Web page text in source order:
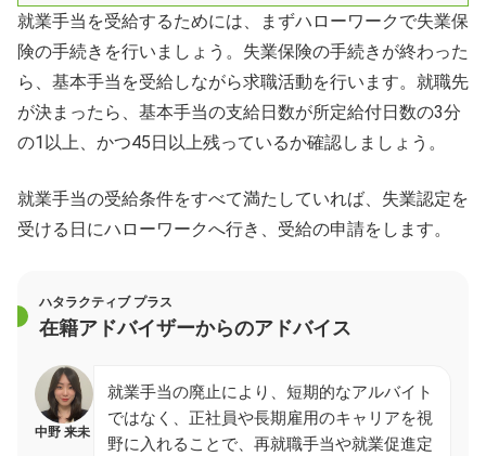
就業手当を受給するためには、まずハローワークで失業保
険の手続きを行いましょう。失業保険の手続きが終わった
ら、基本手当を受給しながら求職活動を行います。就職先
が決まったら、基本手当の支給日数が所定給付日数の3分
の1以上、かつ45日以上残っているか確認しましょう。
就業手当の受給条件をすべて満たしていれば、失業認定を
受ける日にハローワークへ行き、受給の申請をします。
ハタラクティブ プラス
在籍アドバイザーからのアドバイス
中野 来未
就業手当の廃止により、短期的なアルバイト
ではなく、正社員や長期雇用のキャリアを視
野に入れることで、再就職手当や就業促進定